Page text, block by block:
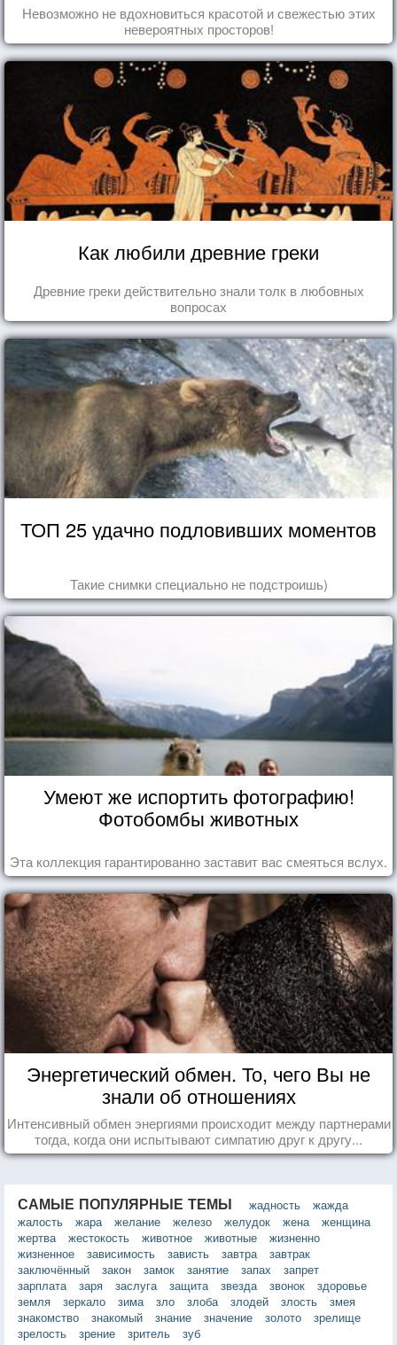
Невозможно не вдохновиться красотой и свежестью этих
невероятных просторов!
Как любили древние греки
Древние греки действительно знали толк в любовных
вопросах
ТОП 25 удачно подловивших моментов
Такие снимки специально не подстроишь)
Умеют же испортить фотографию!
Фотобомбы животных
Эта коллекция гарантированно заставит вас смеяться вслух.
Энергетический обмен. То, чего Вы не
знали об отношениях
Интенсивный обмен энергиями происходит между партнерами
тогда, когда они испытывают симпатию друг к другу...
САМЫЕ ПОПУЛЯРНЫЕ ТЕМЫ жадность
жажда
жалость
жара желание железо желудок жена
женщина
жертва
жестокость животное животные
жизненно
жизненное
зависимость зависть завтра
завтрак
заключённый
закон замок занятие запах
запрет
зарплата
заря заслуга защита звезда звонок
здоровье
земля
зеркало зима зло злоба злодей злость
змея
знакомство
знакомый знание значение золото
зрелище
зрелость
зрение зритель зуб